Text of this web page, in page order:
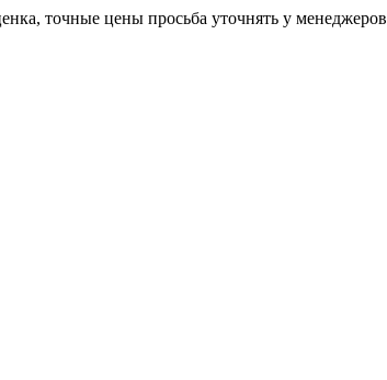
точные цены просьба уточнять у менеджеров